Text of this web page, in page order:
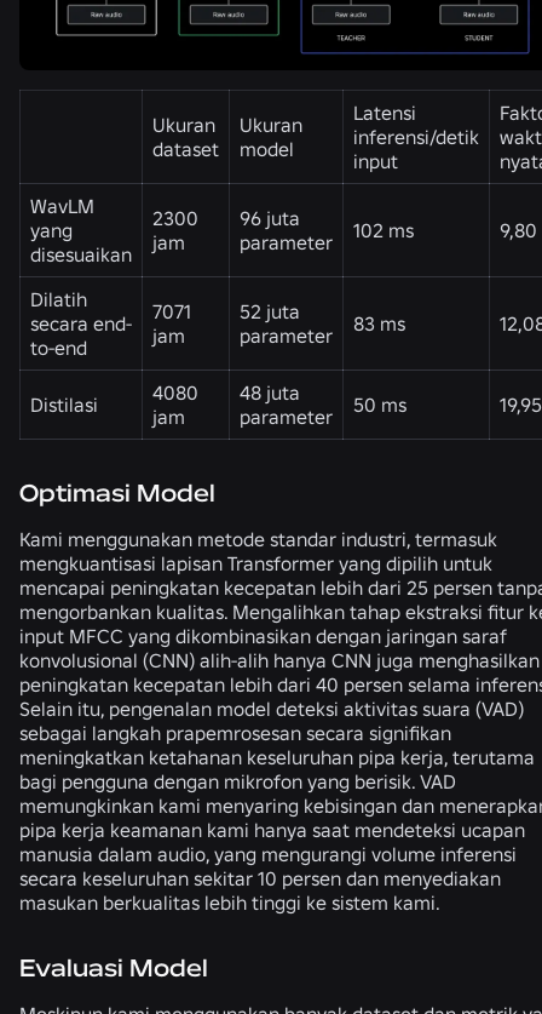
Ukuran
dataset
Ukuran
model
Latensi
inferensi/detik
input
WavLM
yang
disesuaikan
2300
jam
96 juta
parameter
102 ms 9,80
Dilatih
secara end-
to-end
7071
jam
52 juta
parameter
83 ms
Distilasi
4080
jam
48 juta
parameter
50 ms 19,95
Optimasi Model
Kami menggunakan metode standar industri, termasuk
mengkuantisasi lapisan Transformer yang dipilih untuk
mencapai peningkatan kecepatan lebih dari 25 persen
mengorbankan kualitas. Mengalihkan tahap ekstraksi fitur
input MFCC yang dikombinasikan dengan jaringan saraf
konvolusional (CNN) alih-alih hanya CNN juga menghasilkan
peningkatan kecepatan lebih dari 40 persen selama
Selain itu, pengenalan model deteksi aktivitas suara (VAD)
sebagai langkah prapemrosesan secara signifikan
meningkatkan ketahanan keseluruhan pipa kerja, terutama
bagi pengguna dengan mikrofon yang berisik. VAD
memungkinkan kami menyaring kebisingan dan
pipa kerja keamanan kami hanya saat mendeteksi ucapan
manusia dalam audio, yang mengurangi volume inferensi
secara keseluruhan sekitar 10 persen dan menyediakan
masukan berkualitas lebih tinggi ke sistem kami.
Evaluasi Model